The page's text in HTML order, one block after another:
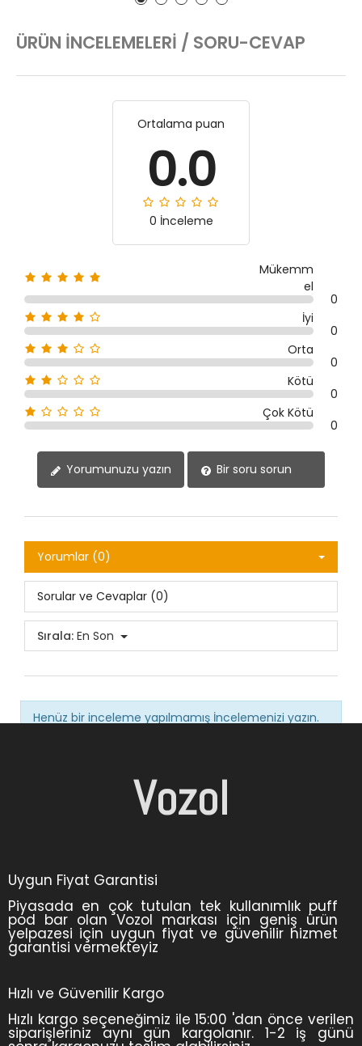
ÜRÜN İNCELEMELERI / SORU-CEVAP
Ortalama puan
0.0
0 İnceleme
Mükemm
el
0
İyi
0
Orta
0
Kötü
0
Çok Kötü
0
Yorumunuzu yazın Bir soru sorun
Yorumlar (0)
Sorular ve Cevaplar (0)
Sırala: En Son
Henüz bir inceleme yapılmamış İncelemenizi yazın.
Vozol
Uygun Fiyat Garantisi
Piyasada en çok tutulan tek kullanımlık puff
pod bar olan Vozol markası için geniş ürün
yelpazesi için uygun fiyat ve güvenilir hizmet
garantisi vermekteyiz
Hızlı ve Güvenilir Kargo
Hızlı kargo seçeneğimiz ile 15:00 'dan önce verilen
siparişleriniz aynı gün kargolanır. 1-2 iş günü